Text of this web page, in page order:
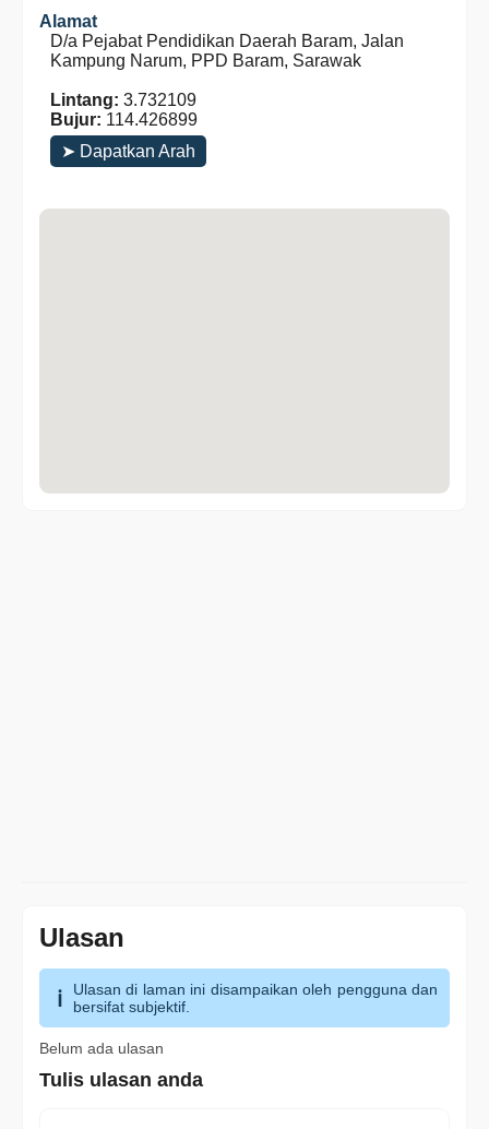
Alamat
D/a Pejabat Pendidikan Daerah Baram, Jalan
Kampung Narum, PPD Baram, Sarawak
Lintang: 3.732109
Bujur: 114.426899
➤ Dapatkan Arah
Ulasan
Ulasan di laman ini disampaikan oleh pengguna dan
bersifat subjektif.
Belum ada ulasan
Tulis ulasan anda